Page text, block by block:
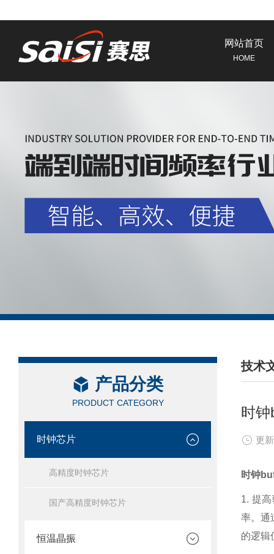
网站首页
HOME
产品分类
PRODUCT CATEGORY
时钟芯片
高精度时钟芯片
国产高精度时钟芯片
恒温晶振
技术
/
时
更
时钟
1. 提
率。通
的逻辑